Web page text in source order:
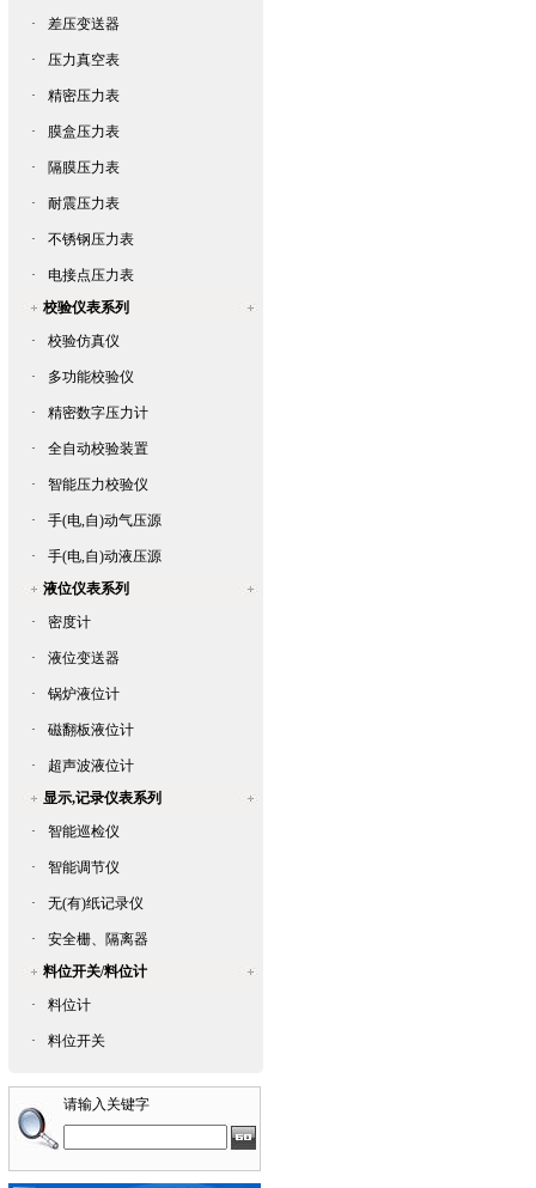
· 差压变送器
· 压力真空表
· 精密压力表
· 膜盒压力表
· 隔膜压力表
· 耐震压力表
· 不锈钢压力表
·
电接点压力表
校验仪表系列
·
校验仿真仪
· 多功能校验仪
· 精密数字压力计
· 全自动校验装置
· 智能压力校验仪
· 手(电,自)动气压源
·
手(电,自)动液压源
液位仪表系列
·
密度计
· 液位变送器
· 锅炉液位计
· 磁翻板液位计
·
超声波液位计
显示,记录仪表系列
·
智能巡检仪
· 智能调节仪
· 无(有)纸记录仪
·
安全栅、隔离器
料位开关/料位计
·
料位计
· 料位开关
请输入关键字